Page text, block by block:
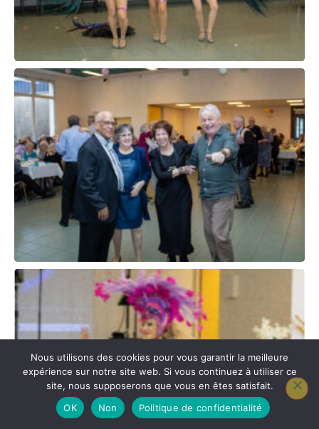
Nous utilisons des cookies pour vous garantir la meilleure
expérience sur notre site web. Si vous continuez à utiliser ce
site, nous supposerons que vous en êtes satisfait.
OK
Non Politique de confidentialité